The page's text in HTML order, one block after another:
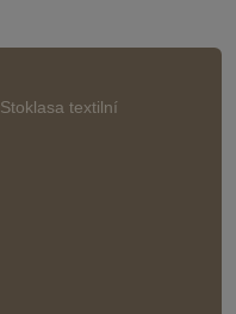
Stoklasa textilní